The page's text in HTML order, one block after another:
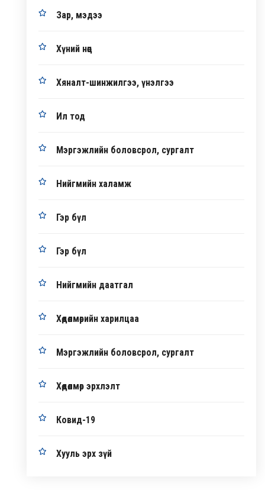
Зар, мэдээ
Хүний нөөц
Хяналт-шинжилгээ, үнэлгээ
Ил тод
Мэргэжлийн боловсрол, сургалт
Нийгмийн халамж
Гэр бүл
Гэр бүл
Нийгмийн даатгал
Хөдөлмөрийн харилцаа
Мэргэжлийн боловсрол, сургалт
Хөдөлмөр эрхлэлт
Ковид-19
Хууль эрх зүй